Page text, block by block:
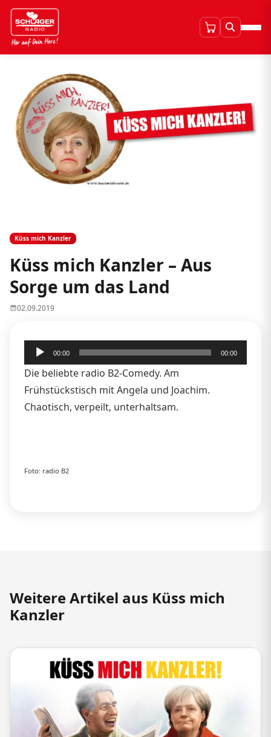
Küss mich Kanzler
Küss mich Kanzler – Aus
Sorge um das Land
02.09.2019
Audio-
Player
00:00 00:00
Die beliebte radio B2-Comedy. Am
Frühstückstisch mit Angela und Joachim.
Chaotisch, verpeilt, unterhaltsam.
Foto: radio B2
Weitere Artikel aus Küss mich
Kanzler